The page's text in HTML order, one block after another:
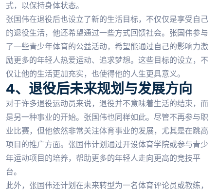
式，以保持身体状态。
张国伟在退役后也设立了新的生活目标，不仅仅是享受自己
的退役生活，他还希望通过一些方式回馈社会。张国伟参与
了一些青少年体育的公益活动，希望能通过自己的影响力激
励更多的年轻人热爱运动、追求梦想。这些目标的设立，不
仅让他的生活更加充实，也使得他的人生更具意义。
4、退役后未来规划与发展方向
对于许多退役运动员来说，退役并不意味着生活的结束，而
是另一种事业的开始。张国伟也同样如此。尽管不再参与职
业比赛，但他依然非常关注体育事业的发展，尤其是在跳高
项目的推广方面。张国伟计划通过开设体育学院或参与青少
年运动项目的培养，帮助更多的年轻人走向更高的竞技平
台。
此外，张国伟还计划在未来转型为一名体育评论员或教练，